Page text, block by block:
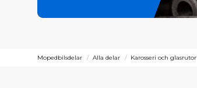
Mopedbilsdelar Alla delar Karosseri och glasrutor